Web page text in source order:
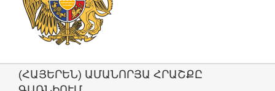
(ՀԱՅԵՐԵՆ) ԱՄԱՆՈՐՅԱ ՀՐԱՇՔԸ